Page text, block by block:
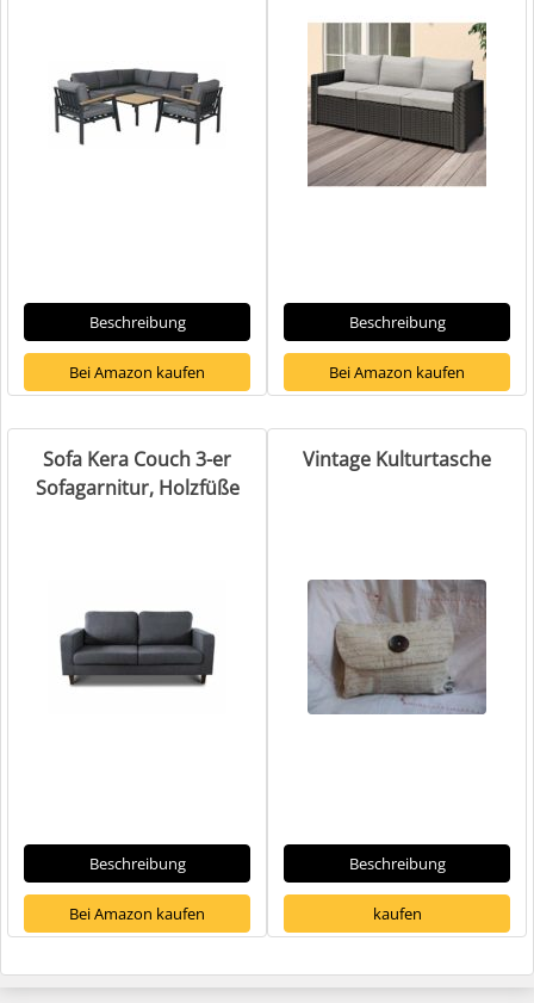
Beschreibung
Bei Amazon kaufen
Beschreibung
Bei Amazon kaufen
Sofa Kera Couch 3-er
Sofagarnitur, Holzfüße
Beschreibung
Bei Amazon kaufen
Vintage Kulturtasche
Beschreibung
kaufen